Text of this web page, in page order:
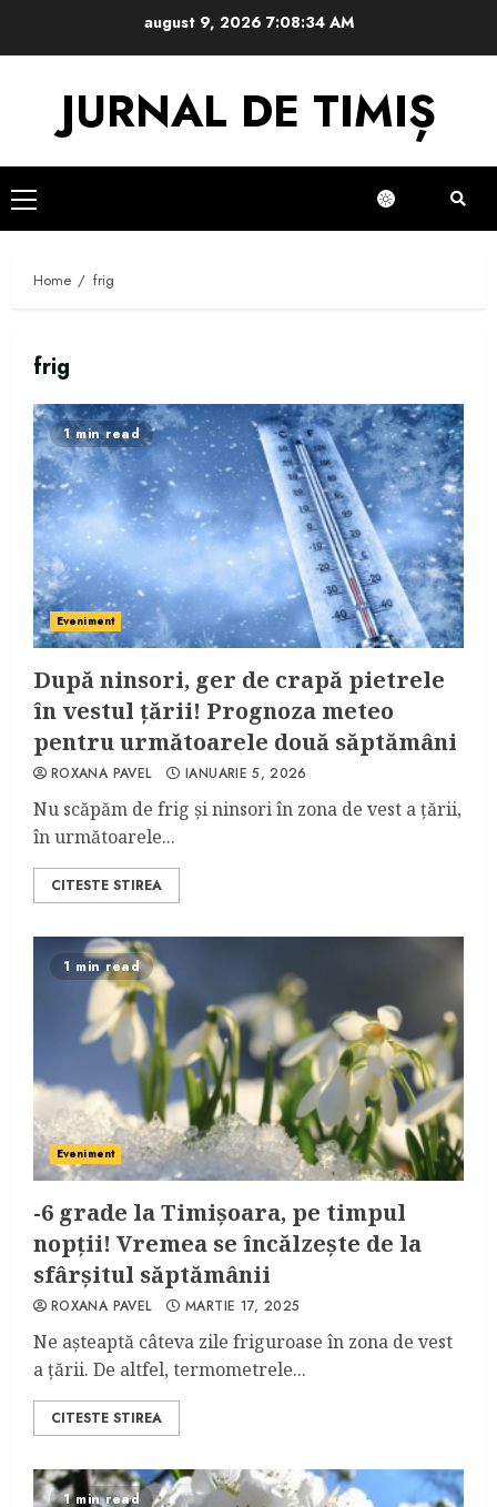
august 9, 2026 7:08:35 AM
JURNAL DE TIMIȘ
Primary
Menu
Home frig
frig
1 min read
Eveniment
După ninsori, ger de crapă pietrele
în vestul țării! Prognoza meteo
pentru următoarele două săptămâni
ROXANA PAVEL IANUARIE 5, 2026
Nu scăpăm de frig și ninsori în zona de vest a țării,
în următoarele...
CITESTE STIREA
1 min read
Eveniment
-6 grade la Timișoara, pe timpul
nopții! Vremea se încălzește de la
sfârșitul săptămânii
ROXANA PAVEL MARTIE 17, 2025
Ne așteaptă câteva zile friguroase în zona de vest
a țării. De altfel, termometrele...
CITESTE STIREA
1 min read